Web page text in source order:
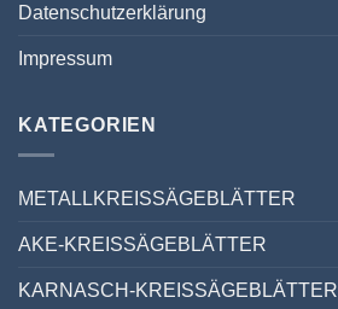
Datenschutzerklärung
Impressum
KATEGORIEN
METALLKREISSÄGEBLÄTTER
AKE-KREISSÄGEBLÄTTER
KARNASCH-KREISSÄGEBLÄTTER